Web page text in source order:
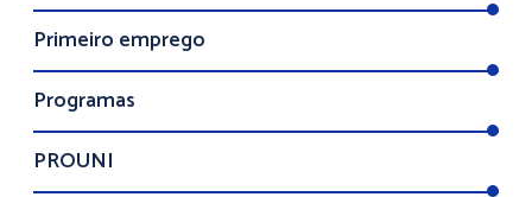
Primeiro emprego
Programas
PROUNI